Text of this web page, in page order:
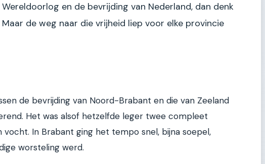
en de bevrijding van Nederland, dan denk
Maar de weg naar die vrijheid liep voor elke provincie
de bevrijding van Noord-Brabant en die van Zeeland
Het was alsof hetzelfde leger twee compleet
In Brabant ging het tempo snel, bijna soepel,
worsteling werd.